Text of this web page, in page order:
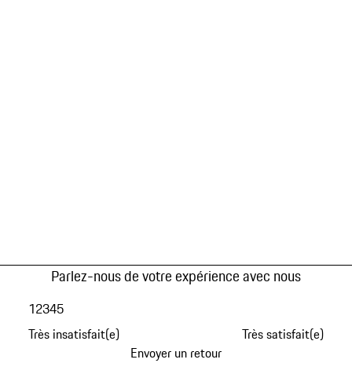
Parlez-nous de votre expérience avec nous
Très insatisfait(e)
12345
Très satisfait(e)
Envoyer un retour